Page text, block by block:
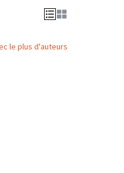
le plus d'auteurs